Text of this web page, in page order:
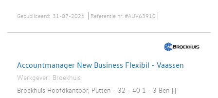
Gepubliceerd: 31-07-2026 Referentie nr: #AUV63910
Accountmanager New Business Flexibil - Vaassen
Werkgever: Broekhuis
Broekhuis Hoofdkantoor, Putten - 32 - 40 1 - 3 Ben jij